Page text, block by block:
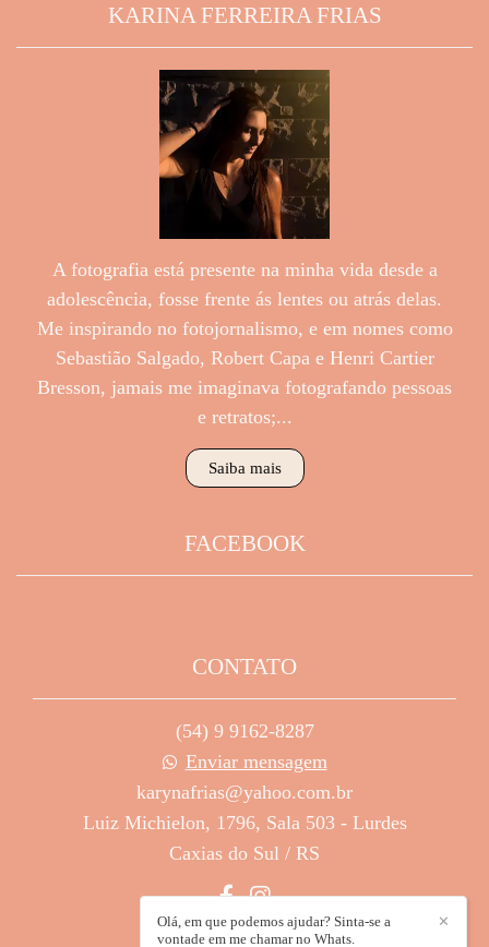
KARINA FERREIRA FRIAS
A fotografia está presente na minha vida desde a
adolescência, fosse frente ás lentes ou atrás delas.
Me inspirando no fotojornalismo, e em nomes como
Sebastião Salgado, Robert Capa e Henri Cartier
Bresson, jamais me imaginava fotografando pessoas
e retratos;...
Saiba mais
FACEBOOK
CONTATO
(54) 9 9162-8287
Enviar mensagem
karynafrias@yahoo.com.br
Luiz Michielon, 1796, Sala 503 - Lurdes
Caxias do Sul / RS
✕
Olá, em que podemos ajudar? Sinta-se a
vontade em me chamar no Whats.